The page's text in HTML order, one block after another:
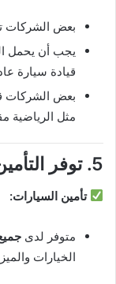
بعض الشركات
يجب أن يحمل
قيادة سيارة
بعض الشركات
مثل الرياضية
5. توفر التأمين في السوق
تأمين السيارات:
متوفر لدى
الخيارات